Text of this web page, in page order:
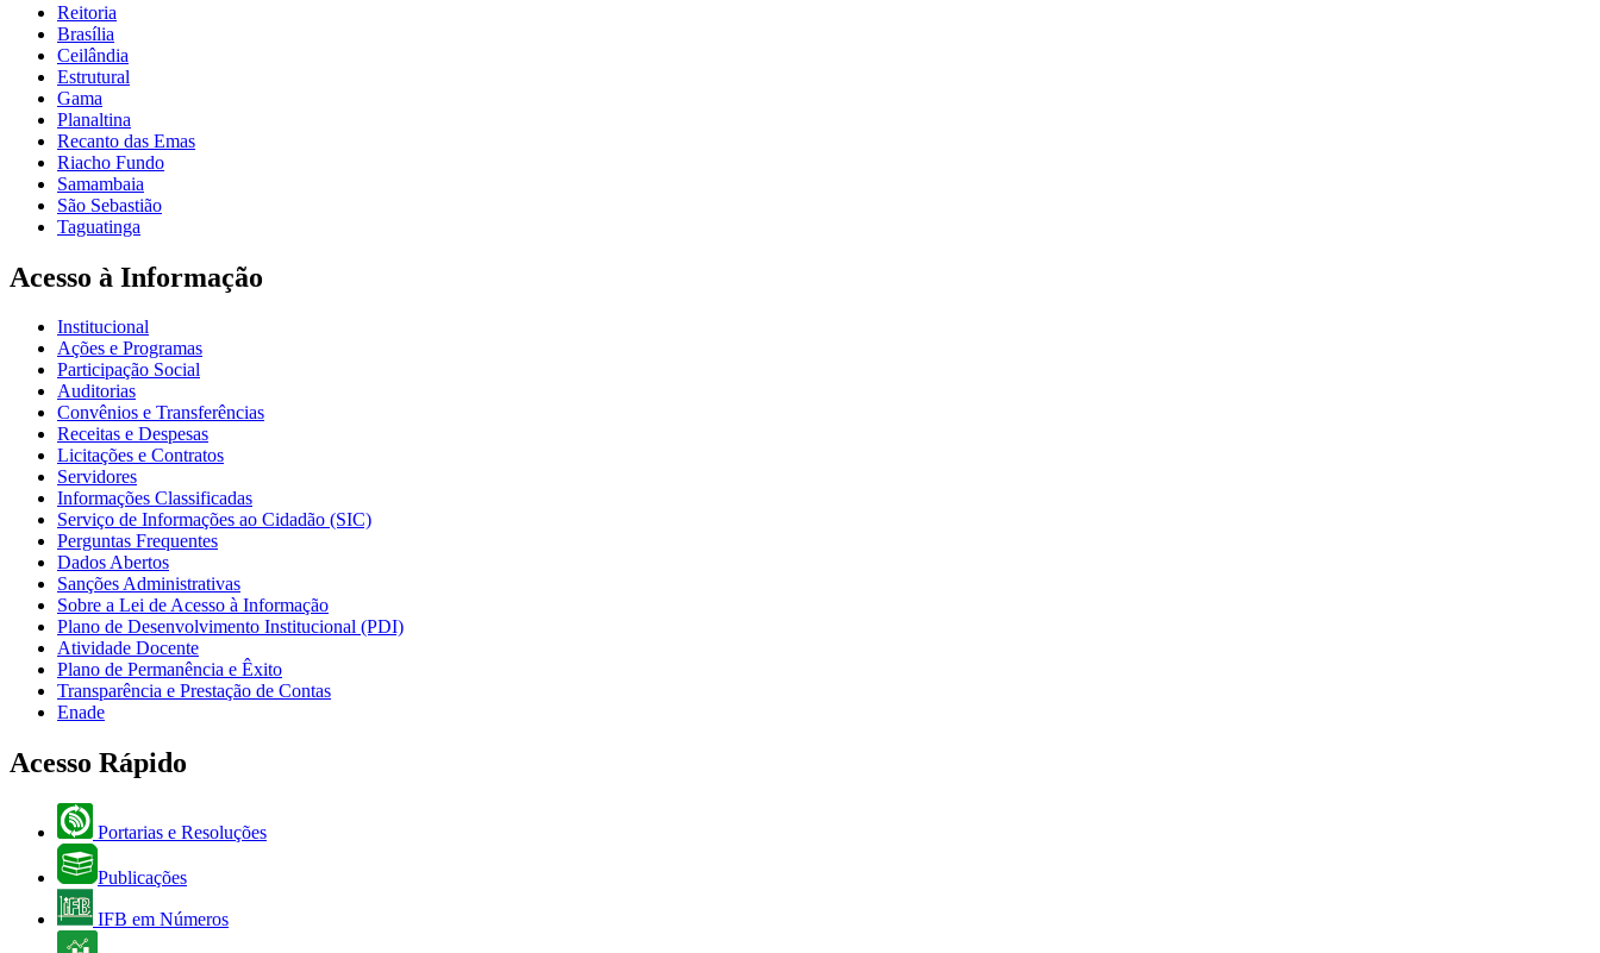
Reitoria
Brasília
Ceilândia
Estrutural
Gama
Planaltina
Recanto das Emas
Riacho Fundo
Samambaia
São Sebastião
Taguatinga
Acesso à Informação
Institucional
Ações e Programas
Participação Social
Auditorias
Convênios e Transferências
Receitas e Despesas
Licitações e Contratos
Servidores
Informações Classificadas
Serviço de Informações ao Cidadão (SIC)
Perguntas Frequentes
Dados Abertos
Sanções Administrativas
Sobre a Lei de Acesso à Informação
Plano de Desenvolvimento Institucional (PDI)
Atividade Docente
Plano de Permanência e Êxito
Transparência e Prestação de Contas
Enade
Acesso Rápido
Portarias e Resoluções
Publicações
IFB em Números